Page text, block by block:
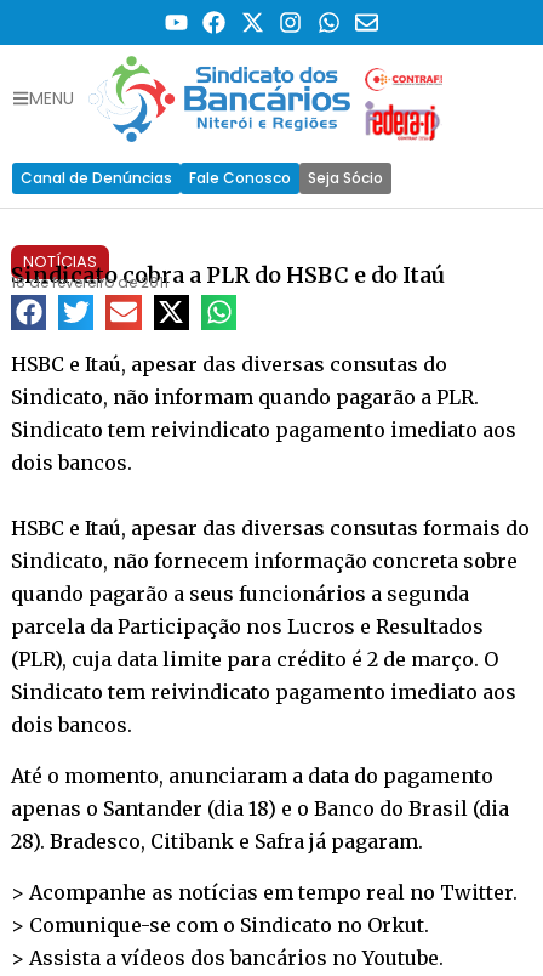
MENU
Canal de Denúncias Fale Conosco Seja Sócio
NOTÍCIAS
Sindicato cobra a PLR do HSBC e do Itaú
18 de fevereiro de 2011
HSBC e Itaú, apesar das diversas consutas do
Sindicato, não informam quando pagarão a PLR.
Sindicato tem reivindicato pagamento imediato aos
dois bancos.
HSBC e Itaú, apesar das diversas consutas formais do
Sindicato, não fornecem informação concreta sobre
quando pagarão a seus funcionários a segunda
parcela da Participação nos Lucros e Resultados
(PLR), cuja data limite para crédito é 2 de março. O
Sindicato tem reivindicato pagamento imediato aos
dois bancos.
Até o momento, anunciaram a data do pagamento
apenas o Santander (dia 18) e o Banco do Brasil (dia
28). Bradesco, Citibank e Safra já pagaram.
> Acompanhe as notícias em tempo real no Twitter.
> Comunique-se com o Sindicato no Orkut.
> Assista a vídeos dos bancários noYoutube.